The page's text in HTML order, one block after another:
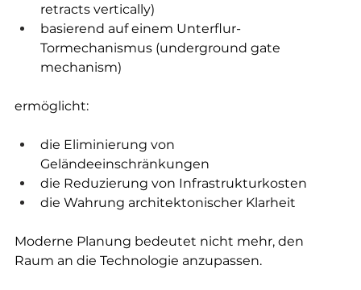
retracts vertically)
basierend auf einem Unterflur-
Tormechanismus (underground gate
mechanism)
ermöglicht:
die Eliminierung von
Geländeeinschränkungen
die Reduzierung von Infrastrukturkosten
die Wahrung architektonischer Klarheit
Moderne Planung bedeutet nicht mehr, den
Raum an die Technologie anzupassen.